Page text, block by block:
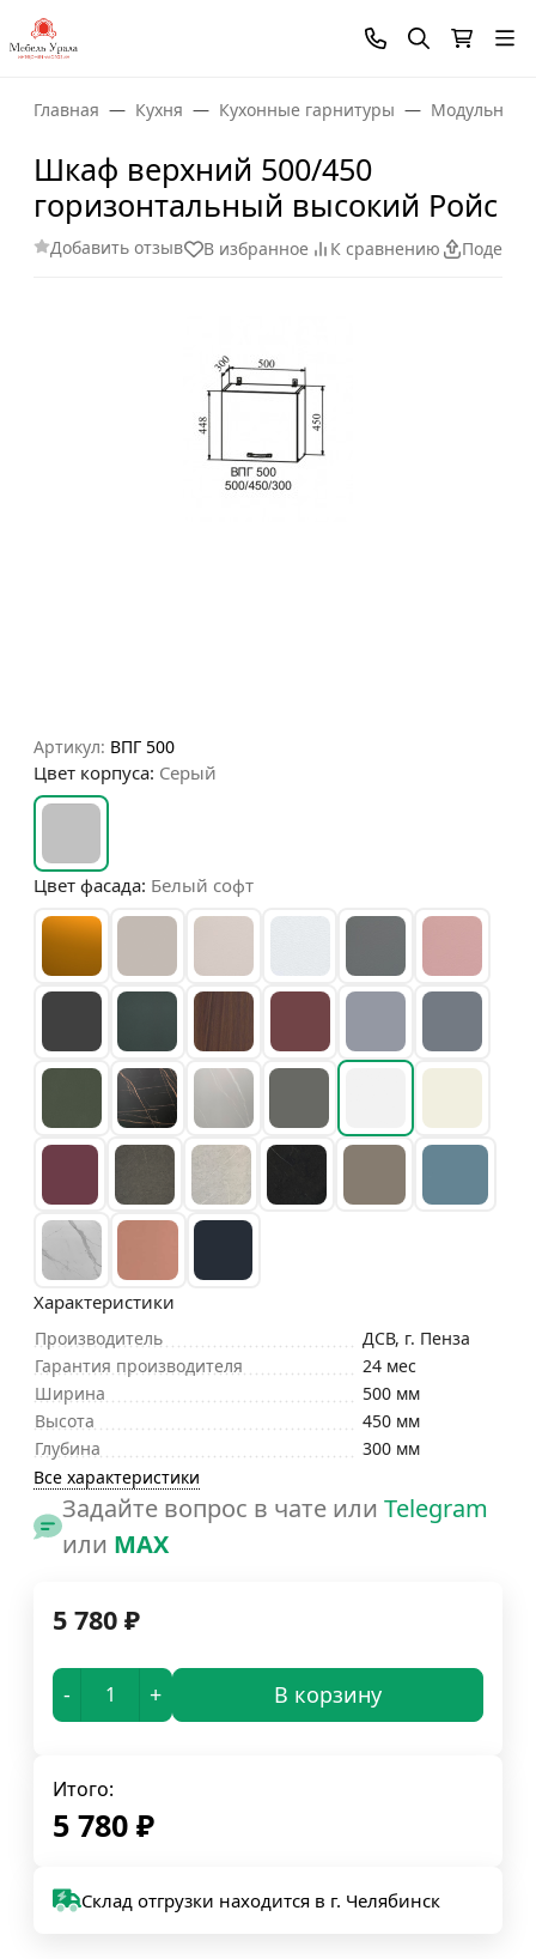
Главная Кухня Кухонные гарнитуры Модульные
Шкаф верхний 500/450
горизонтальный высокий Ройс
Добавить отзыв В избранное К сравнению
Артикул: ВПГ 500
Цвет корпуса: Серый
Цвет фасада: Белый софт
Характеристики
Производитель
ДСВ, г. Пенза
Гарантия производителя
24 мес
Ширина
500 мм
Высота
450 мм
Глубина
300 мм
Все характеристики
Задайте вопрос в чате или Telegram
или MAX
5 780 ₽
- + В корзину
Итого:
5 780 ₽
Склад отгрузки находится в г. Челябинск